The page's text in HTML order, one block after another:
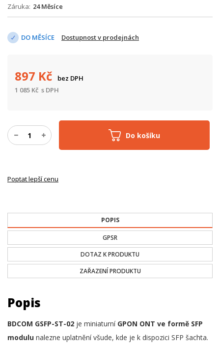
Záruka 24 Měsíce
DO MĚSÍCE Dostupnost v prodejnách
Do košíku
897 Kč
bez DPH
1 085 Kč s DPH
Poptat lepší cenu
POPIS
GPSR
DOTAZ K PRODUKTU
ZAŘAZENÍ PRODUKTU
Popis
BDCOM GSFP-ST-02 je miniaturní GPON ONT ve formě SFP
modulu nalezne uplatnění všude, kde je k dispozici SFP šachta.